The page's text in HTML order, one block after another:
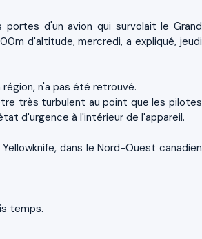
d'un avion qui survolait le Grand
d'altitude, mercredi, a expliqué, jeudi
n'a pas été retrouvé.
très turbulent au point que les pilotes
d'urgence à l'intérieur de l'appareil.
dans le Nord-Ouest canadien
temps.